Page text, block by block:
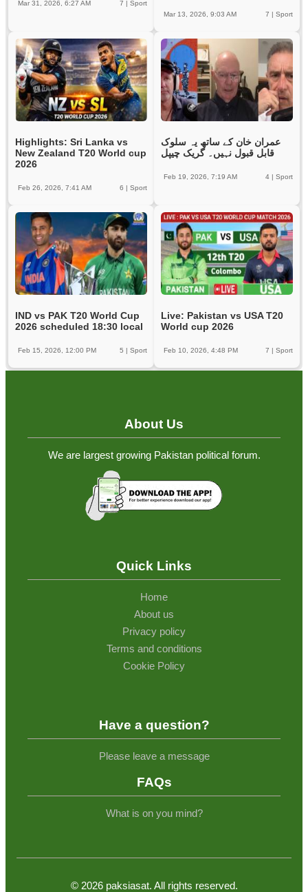
7 | Sport
Mar 31, 2026, 6:27 AM
7 | Sport
Mar 13, 2026, 9:03 AM
Highlights: Sri Lanka vs
New Zealand T20 World cup
2026
6 | Sport
Feb 26, 2026, 7:41 AM
عمران خان کے ساتھ یہ سلوک
قابل قبول نہیں۔ گریک چیپل
4 | Sport
Feb 19, 2026, 7:19 AM
IND vs PAK T20 World Cup
2026 scheduled 18:30 local
5 | Sport
Feb 15, 2026, 12:00 PM
Live: Pakistan vs USA T20
World cup 2026
7 | Sport
Feb 10, 2026, 4:48 PM
About Us
We are largest growing Pakistan political forum.
Quick Links
Home
About us
Privacy policy
Terms and conditions
Cookie Policy
Have a question?
Please leave a message
FAQs
What is on you mind?
© 2026paksiasat. All rights reserved.